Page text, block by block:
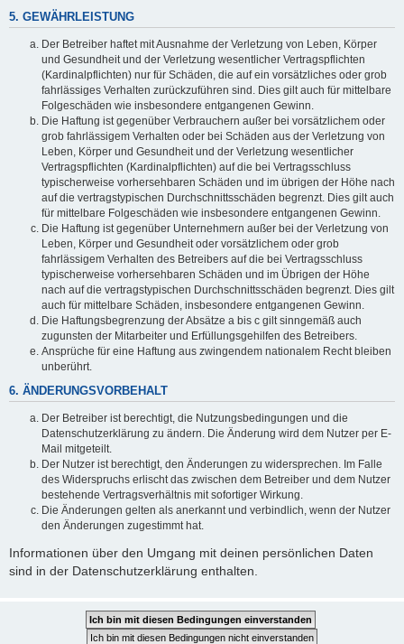
5. GEWÄHRLEISTUNG
Der Betreiber haftet mit Ausnahme der Verletzung von Leben, Körper
und Gesundheit und der Verletzung wesentlicher Vertragspflichten
(Kardinalpflichten) nur für Schäden, die auf ein vorsätzliches oder grob
fahrlässiges Verhalten zurückzuführen sind. Dies gilt auch für mittelbare
Folgeschäden wie insbesondere entgangenen Gewinn.
Die Haftung ist gegenüber Verbrauchern außer bei vorsätzlichem oder
grob fahrlässigem Verhalten oder bei Schäden aus der Verletzung von
Leben, Körper und Gesundheit und der Verletzung wesentlicher
Vertragspflichten (Kardinalpflichten) auf die bei Vertragsschluss
typischerweise vorhersehbaren Schäden und im übrigen der Höhe nach
auf die vertragstypischen Durchschnittsschäden begrenzt. Dies gilt auch
für mittelbare Folgeschäden wie insbesondere entgangenen Gewinn.
Die Haftung ist gegenüber Unternehmern außer bei der Verletzung von
Leben, Körper und Gesundheit oder vorsätzlichem oder grob
fahrlässigem Verhalten des Betreibers auf die bei Vertragsschluss
typischerweise vorhersehbaren Schäden und im Übrigen der Höhe
nach auf die vertragstypischen Durchschnittsschäden begrenzt. Dies gilt
auch für mittelbare Schäden, insbesondere entgangenen Gewinn.
Die Haftungsbegrenzung der Absätze a bis c gilt sinngemäß auch
zugunsten der Mitarbeiter und Erfüllungsgehilfen des Betreibers.
Ansprüche für eine Haftung aus zwingendem nationalem Recht bleiben
unberührt.
6. ÄNDERUNGSVORBEHALT
Der Betreiber ist berechtigt, die Nutzungsbedingungen und die
Datenschutzerklärung zu ändern. Die Änderung wird dem Nutzer per E-
Mail mitgeteilt.
Der Nutzer ist berechtigt, den Änderungen zu widersprechen. Im Falle
des Widerspruchs erlischt das zwischen dem Betreiber und dem Nutzer
bestehende Vertragsverhältnis mit sofortiger Wirkung.
Die Änderungen gelten als anerkannt und verbindlich, wenn der Nutzer
den Änderungen zugestimmt hat.
Informationen über den Umgang mit deinen persönlichen Daten
sind in der Datenschutzerklärung enthalten.